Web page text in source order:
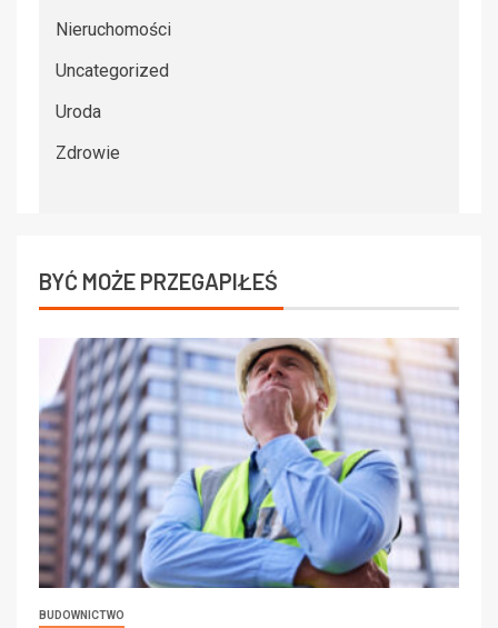
Nieruchomości
Uncategorized
Uroda
Zdrowie
BYĆ MOŻE PRZEGAPIŁEŚ
BUDOWNICTWO